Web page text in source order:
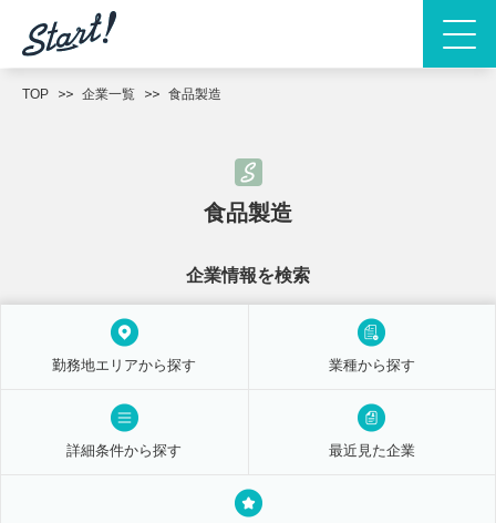
TOP 企業一覧 食品製造
食品製造
企業情報を検索
勤務地エリアから探す 業種から探す
詳細条件から探す 最近見た企業